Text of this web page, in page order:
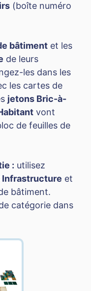
(boîte numéro
bâtiment et les
de leurs
les dans les
les cartes de
jetons Bric-à-
vont
de feuilles de
: utilisez
Infrastructure et
bâtiment.
catégorie dans